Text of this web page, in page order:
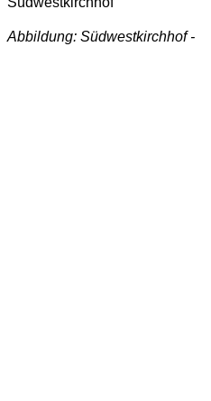
Abbildung: Südwestkirchhof -